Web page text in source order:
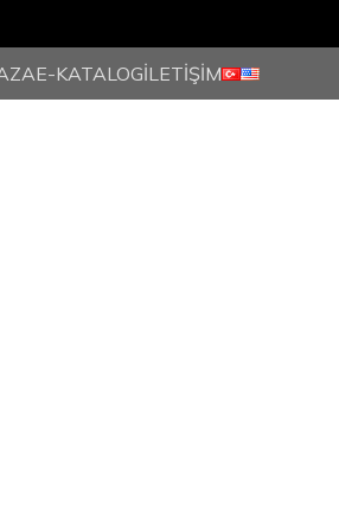
E-KATALOGİLETİŞİM